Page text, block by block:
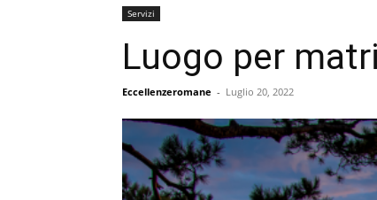
Servizi
Luogo per
Eccellenzeromane - Luglio 20, 2022